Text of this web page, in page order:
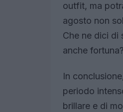
outfit, ma
agosto non
Che ne dici di
anche fortuna?
In
periodo
brillare e di